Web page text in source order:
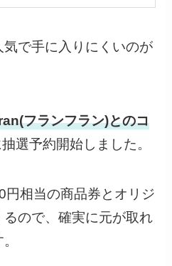
で手に入りにくいのが
フランフラン)とのコ
選予約開始しました。
相当の商品券とオリジ
ので、確実に元が取れ